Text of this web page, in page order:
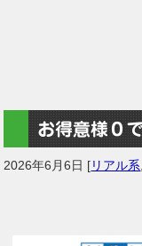
お得意様０
2026年6月6日 [リアル系